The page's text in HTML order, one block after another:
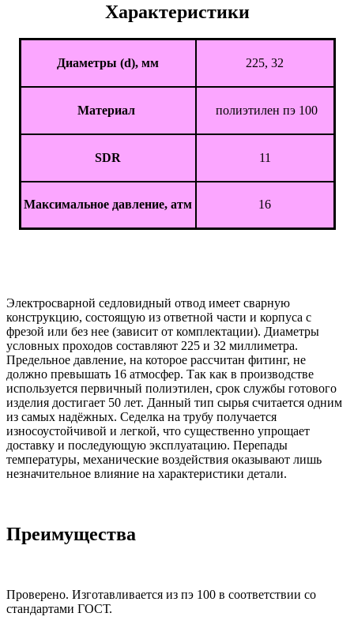
Характеристики
Диаметры (d), мм 225, 32
Материал полиэтилен пэ 100
SDR 11
Максимальное давление, атм 16
Электросварной седловидный отвод имеет сварную
конструкцию, состоящую из ответной части и корпуса с
фрезой или без нее (зависит от комплектации). Диаметры
условных проходов составляют 225 и 32 миллиметра.
Предельное давление, на которое рассчитан фитинг, не
должно превышать 16 атмосфер. Так как в производстве
используется первичный полиэтилен, срок службы готового
изделия достигает 50 лет. Данный тип сырья считается одним
из самых надёжных. Седелка на трубу получается
износоустойчивой и легкой, что существенно упрощает
доставку и последующую эксплуатацию. Перепады
температуры, механические воздействия оказывают лишь
незначительное влияние на характеристики детали.
Преимущества
Проверено. Изготавливается из пэ 100 в соответствии со
стандартами ГОСТ.